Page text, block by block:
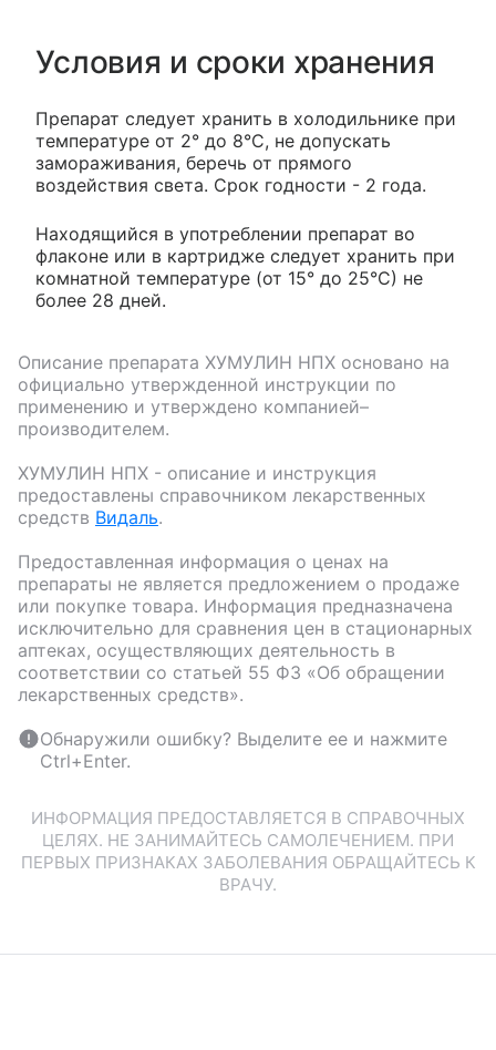
Условия и сроки хранения
Препарат следует хранить в холодильнике при
температуре от 2° до 8°C, не допускать
замораживания, беречь от прямого
воздействия света. Срок годности - 2 года.
Находящийся в употреблении препарат во
флаконе или в картридже следует хранить при
комнатной температуре (от 15° до 25°С) не
более 28 дней.
Описание препарата ХУМУЛИН НПХ основано на
официально утвержденной инструкции по
применению и утверждено компанией–
производителем.
ХУМУЛИН НПХ - описание и инструкция
предоставлены справочником лекарственных
средств Видаль.
Предоставленная информация о ценах на
препараты не является предложением о продаже
или покупке товара. Информация предназначена
исключительно для сравнения цен в стационарных
аптеках, осуществляющих деятельность в
соответствии со статьей 55 ФЗ «Об обращении
лекарственных средств».
Обнаружили ошибку? Выделите ее и нажмите
Ctrl+Enter.
ИНФОРМАЦИЯ ПРЕДОСТАВЛЯЕТСЯ В СПРАВОЧНЫХ
ЦЕЛЯХ. НЕ ЗАНИМАЙТЕСЬ САМОЛЕЧЕНИЕМ. ПРИ
ПЕРВЫХ ПРИЗНАКАХ ЗАБОЛЕВАНИЯ ОБРАЩАЙТЕСЬ К
ВРАЧУ.